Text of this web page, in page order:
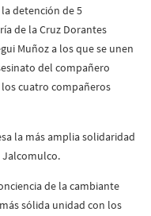
detención de 5
de la Cruz Dorantes
Muñoz a los que se unen
del compañero
los cuatro compañeros
la más amplia solidaridad
Jalcomulco.
de la cambiante
sólida unidad con los